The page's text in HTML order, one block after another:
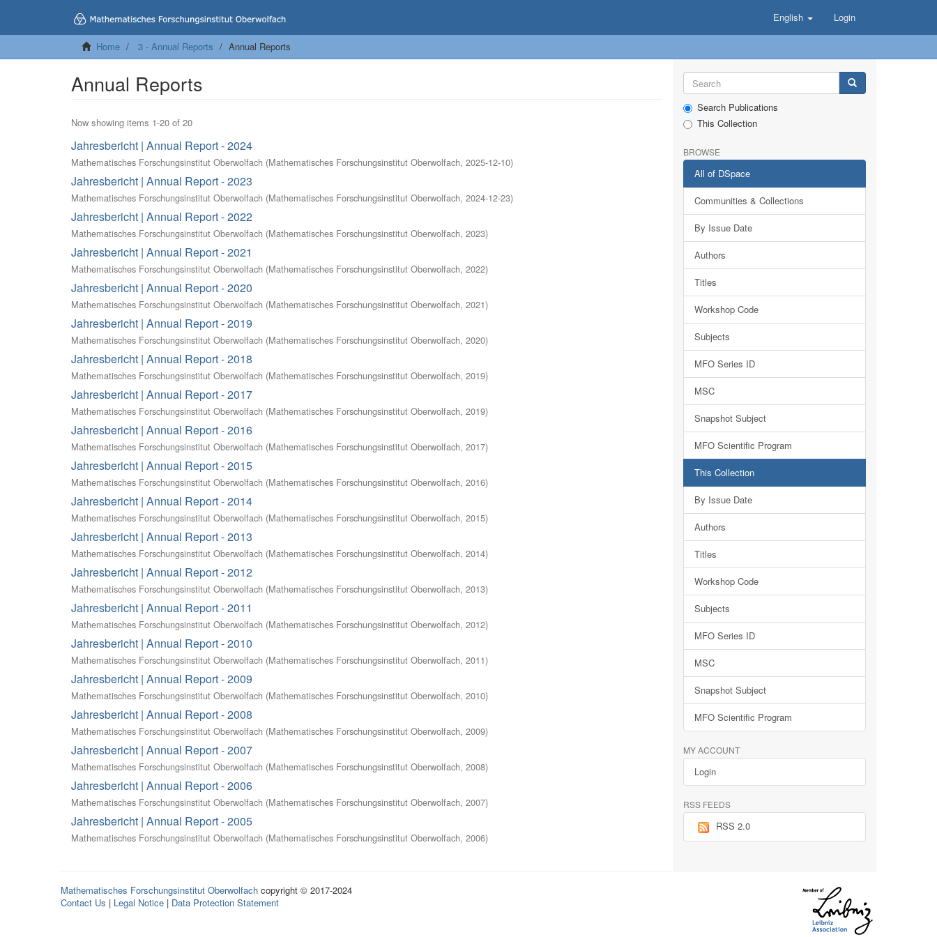
English Login
Home 3 - Annual Reports Annual Reports
Annual Reports
Now showing items 1-20 of 20
Jahresbericht | Annual Report - 2024
Mathematisches Forschungsinstitut Oberwolfach (Mathematisches Forschungsinstitut Oberwolfach, 2025-12-10)
Jahresbericht | Annual Report - 2023
Mathematisches Forschungsinstitut Oberwolfach (Mathematisches Forschungsinstitut Oberwolfach, 2024-12-23)
Jahresbericht | Annual Report - 2022
Mathematisches Forschungsinstitut Oberwolfach (Mathematisches Forschungsinstitut Oberwolfach, 2023)
Jahresbericht | Annual Report - 2021
Mathematisches Forschungsinstitut Oberwolfach (Mathematisches Forschungsinstitut Oberwolfach, 2022)
Jahresbericht | Annual Report - 2020
Mathematisches Forschungsinstitut Oberwolfach (Mathematisches Forschungsinstitut Oberwolfach, 2021)
Jahresbericht | Annual Report - 2019
Mathematisches Forschungsinstitut Oberwolfach (Mathematisches Forschungsinstitut Oberwolfach, 2020)
Jahresbericht | Annual Report - 2018
Mathematisches Forschungsinstitut Oberwolfach (Mathematisches Forschungsinstitut Oberwolfach, 2019)
Jahresbericht | Annual Report - 2017
Mathematisches Forschungsinstitut Oberwolfach (Mathematisches Forschungsinstitut Oberwolfach, 2019)
Jahresbericht | Annual Report - 2016
Mathematisches Forschungsinstitut Oberwolfach (Mathematisches Forschungsinstitut Oberwolfach, 2017)
Jahresbericht | Annual Report - 2015
Mathematisches Forschungsinstitut Oberwolfach (Mathematisches Forschungsinstitut Oberwolfach, 2016)
Jahresbericht | Annual Report - 2014
Mathematisches Forschungsinstitut Oberwolfach (Mathematisches Forschungsinstitut Oberwolfach, 2015)
Jahresbericht | Annual Report - 2013
Mathematisches Forschungsinstitut Oberwolfach (Mathematisches Forschungsinstitut Oberwolfach, 2014)
Jahresbericht | Annual Report - 2012
Mathematisches Forschungsinstitut Oberwolfach (Mathematisches Forschungsinstitut Oberwolfach, 2013)
Jahresbericht | Annual Report - 2011
Mathematisches Forschungsinstitut Oberwolfach (Mathematisches Forschungsinstitut Oberwolfach, 2012)
Jahresbericht | Annual Report - 2010
Mathematisches Forschungsinstitut Oberwolfach (Mathematisches Forschungsinstitut Oberwolfach, 2011)
Jahresbericht | Annual Report - 2009
Mathematisches Forschungsinstitut Oberwolfach (Mathematisches Forschungsinstitut Oberwolfach, 2010)
Jahresbericht | Annual Report - 2008
Mathematisches Forschungsinstitut Oberwolfach (Mathematisches Forschungsinstitut Oberwolfach, 2009)
Jahresbericht | Annual Report - 2007
Mathematisches Forschungsinstitut Oberwolfach (Mathematisches Forschungsinstitut Oberwolfach, 2008)
Jahresbericht | Annual Report - 2006
Mathematisches Forschungsinstitut Oberwolfach (Mathematisches Forschungsinstitut Oberwolfach, 2007)
Jahresbericht | Annual Report - 2005
Mathematisches Forschungsinstitut Oberwolfach (Mathematisches Forschungsinstitut Oberwolfach, 2006)
Search Publications
This Collection
BROWSE
All of DSpace
Communities & Collections
By Issue Date
Authors
Titles
Workshop Code
Subjects
MFO Series ID
MSC
Snapshot Subject
MFO Scientific Program
This Collection
By Issue Date
Authors
Titles
Workshop Code
Subjects
MFO Series ID
MSC
Snapshot Subject
MFO Scientific Program
MY ACCOUNT
Login
RSS FEEDS
RSS 2.0
Mathematisches Forschungsinstitut Oberwolfach copyright © 2017-2024
Contact Us | Legal Notice | Data Protection Statement